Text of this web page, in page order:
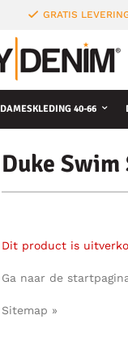
GRATIS
DAMESKLEDING 40-66
Duke
Dit product is
Ga naar de
Sitemap »